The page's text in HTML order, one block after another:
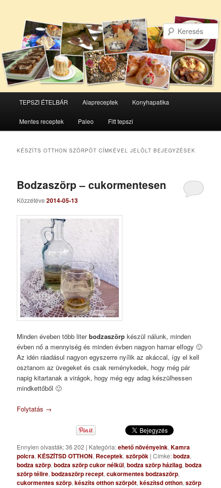
Tovább
az
elsődleges
Tovább
a
másodlagos
TEPSZI ÉTELBÁR Alapreceptek Konyhapatika
Mentes receptek Paleo Fitt tepszi
KÉSZÍTS OTTHON SZÖRPÖT CÍMKÉVEL JELÖLT BEJEGYZÉSEK
Bodzaszörp – cukormentesen
Közzétéve2014-05-13
Minden éveben több literbodzaszörp készül nálunk, minden
évben nő a mennyiség és minden évben nagyon hamar elfogy 🙂
Az idén ráadásul nagyon egyszerre nyílik az akáccal, így el kell
osztanom az üvegeket és csak reménykedek, hogy még pár
napig kitartanak a virágok, hogy még egy adag készülhessen
mindkettőből 🙂
Folytatás →
Ennyien olvasták: 36 202 | Kategória:ehető növényeink,Kamra
polcra,KÉSZÍTSD OTTHON, Receptek,szörpök |Címke:bodza,
bodza szörp,bodza szörp cukor nélkül,bodza szörp házilag,bodza
szörp télire,bodzaszörp recept,cukormentes bodzaszörp,
cukormentes szörp,készíts otthon szörpöt,készítsd otthon,szörp